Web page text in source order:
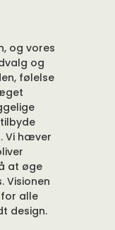
og vores
og
følelse
Vi hæver
at øge
Visionen
alle
design.